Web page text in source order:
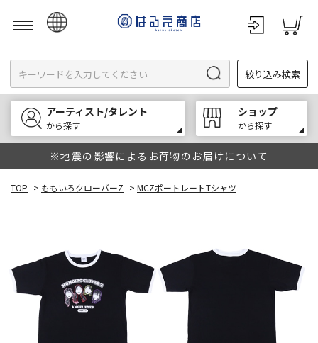
English
한국어
中文
絞り込み検索
アーティスト/タレント
から探す
ショップ
から探す
※地震の影響によるお荷物のお届けについて
TOP > ももいろクローバーZ > MCZポートレートTシャツ